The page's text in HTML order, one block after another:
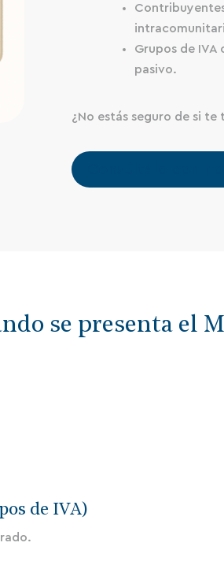
Grupos de
pasivo.
¿No estás seguro de si te
se presenta el
de IVA)